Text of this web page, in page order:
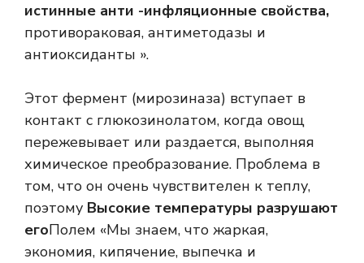
истинные анти -инфляционные свойства,
противораковая, антиметодазы и
антиоксиданты ».
Этот фермент (мирозиназа) вступает в
контакт с глюкозинолатом, когда овощ
пережевывает или раздается, выполняя
химическое преобразование. Проблема в
том, что он очень чувствителен к теплу,
поэтому Высокие температуры разрушают
егоПолем «Мы знаем, что жаркая,
экономия, кипячение, выпечка и